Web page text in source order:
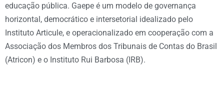
educação pública. Gaepe é um modelo de governança
horizontal, democrático e intersetorial idealizado pelo
Instituto Articule, e operacionalizado em cooperação com a
Associação dos Membros dos Tribunais de Contas do Brasil
(Atricon) e o Instituto Rui Barbosa (IRB).